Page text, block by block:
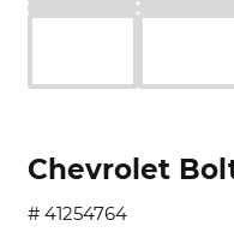
Chevrolet
# 41254764